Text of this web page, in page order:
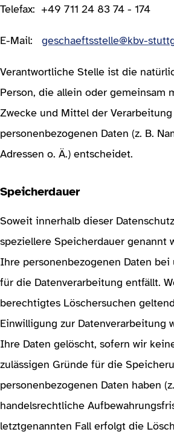
Telefax: +49 711 24 83 74 - 174
E-Mail: geschaeftsstelle@kbv-
Verantwortliche Stelle ist die
Person, die allein oder gemeinsam
Zwecke und Mittel der Verarbeitung
personenbezogenen Daten (z. B.
Adressen o. Ä.) entscheidet.
Speicherdauer
Soweit innerhalb dieser
speziellere Speicherdauer genannt
Ihre personenbezogenen Daten bei
für die Datenverarbeitung entfällt.
berechtigtes Löschersuchen
Einwilligung zur Datenverarbeitung
Ihre Daten gelöscht, sofern wir
zulässigen Gründe für die
personenbezogenen Daten haben
handelsrechtliche
letztgenannten Fall erfolgt die